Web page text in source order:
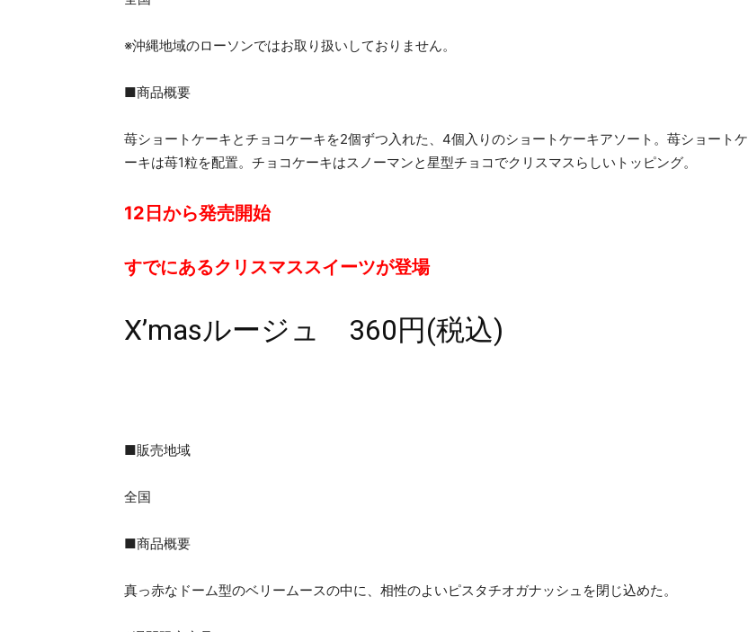
※沖縄地域のローソンではお取り扱いしておりません。
■商品概要
苺ショートケーキとチョコケーキを2個ずつ入れた、4個入りのショートケーキアソート。苺ショートケ
ーキは苺1粒を配置。チョコケーキはスノーマンと星型チョコでクリスマスらしいトッピング。
12日から発売開始
すでにあるクリスマススイーツが登場
X’masルージュ 360円(税込)
■販売地域
全国
■商品概要
真っ赤なドーム型のベリームースの中に、相性のよいピスタチオガナッシュを閉じ込めた。